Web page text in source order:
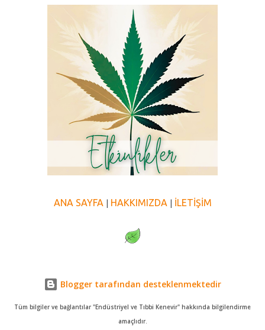
ANA SAYFA HAKKIMIZDA İLETİŞİM
Blogger tarafından desteklenmektedir
Tüm bilgiler ve bağlantılar "Endüstriyel ve Tıbbi Kenevir" hakkında bilgilendirme
amaçlıdır.